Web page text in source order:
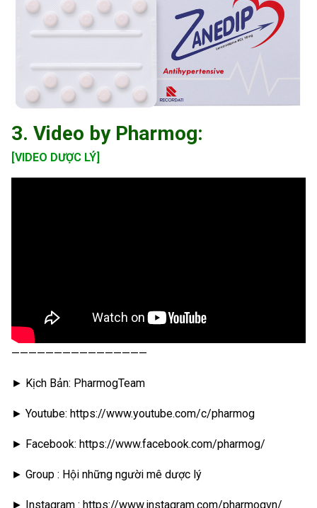
3. Video by Pharmog:
[VIDEO DƯỢC LÝ]
————————————————
► Kịch Bản: PharmogTeam
► Youtube: https://www.youtube.com/c/pharmog
► Facebook: https://www.facebook.com/pharmog/
► Group : Hội những người mê dược lý
► Instagram : https://www.instagram.com/pharmogvn/